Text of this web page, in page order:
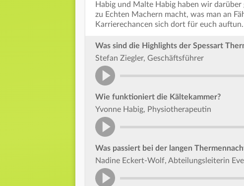
Habig und Malte Habig haben wir darüber
zu Echten Machern macht, was man an
Karrierechancen sich dort für euch auftun.
Was sind die Highlights der Spessart
Stefan Ziegler, Geschäftsführer
Wie funktioniert die Kältekammer?
Yvonne Habig, Physiotherapeutin
Was passiert bei der langen
Nadine Eckert-Wolf, Abteilungsleiterin